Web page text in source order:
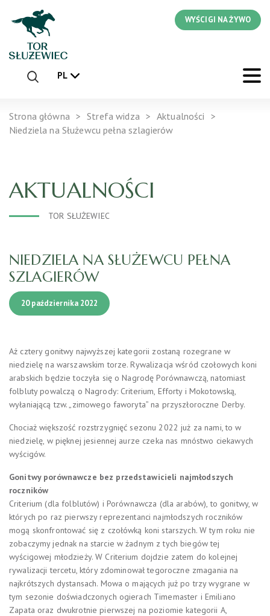
WYŚCIGI NA ŻYWO
PL
Strona główna Strefa widza
Aktualności
Niedziela na Służewcu pełna szlagierów
AKTUALNOŚCI
TOR SŁUŻEWIEC
NIEDZIELA NA SŁUŻEWCU PEŁNA
SZLAGIERÓW
20 października 2022
Aż cztery gonitwy najwyższej kategorii zostaną rozegrane w
niedzielę na warszawskim torze. Rywalizacja wśród czołowych koni
arabskich będzie toczyła się o Nagrodę Porównawczą, natomiast
folbluty powalczą o Nagrody: Criterium, Efforty i Mokotowską,
wyłaniającą tzw. „zimowego faworyta” na przyszłoroczne Derby.
Chociaż większość rozstrzygnięć sezonu 2022 już za nami, to w
niedzielę, w pięknej jesiennej aurze czeka nas mnóstwo ciekawych
wyścigów.
Gonitwy porównawcze bez przedstawicieli najmłodszych
roczników
Criterium (dla folblutów) i Porównawcza (dla arabów), to gonitwy, w
których po raz pierwszy reprezentanci najmłodszych roczników
mogą skonfrontować się z czołówką koni starszych. W tym roku nie
zobaczymy jednak na starcie w żadnym z tych biegów tej
wyścigowej młodzieży. W Criterium dojdzie zatem do kolejnej
rywalizacji tercetu, który zdominował tegoroczne zmagania na
najkrótszych dystansach. Mowa o mających już po trzy wygrane w
tym sezonie doświadczonych ogierach Timemaster i Emiliano
Zapata oraz dwukrotnie pierwszej na poziomie kategorii A,